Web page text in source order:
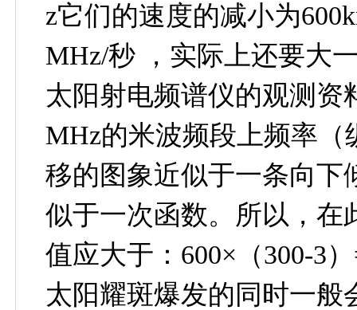
z它们的速度的减小为
MHz/秒 ，实际上还要大
太阳射电频谱仪的观测
MHz的米波频段上频率
移的图象近似于一条向下
似于一次函数。所以，在
值应大于：600×（300-3
太阳耀斑爆发的同时一般